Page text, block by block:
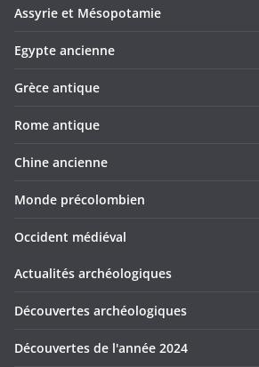
Assyrie et Mésopotamie
Egypte ancienne
Grèce antique
Rome antique
Chine ancienne
Monde précolombien
Occident médiéval
Actualités archéologiques
Découvertes archéologiques
Découvertes de l'année 2024